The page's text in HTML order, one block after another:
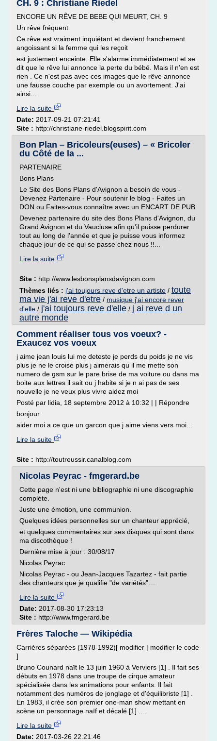
CH. 9 : Christiane Riedel
ENCORE UN RÊVE DE BEBE QUI MEURT, CH. 9
Un rêve fréquent
Ce rêve est vraiment inquiétant et devient franchement
angoissant si la femme qui les reçoit
est justement enceinte. Elle s'alarme immédiatement et se
dit que le rêve lui annonce la perte du bébé. Mais il n'en est
rien . Ce n'est pas avec ces images que le rêve annonce
une fausse couche par exemple ou un avortement. J'ai
ainsi...
Lire la suite
Date: 2017-09-21 07:21:41
Site : http://christiane-riedel.blogspirit.com
Bon Plan – Bricoleurs(euses) – « Bricoler
du Côté de la ...
PARTENAIRE
Bons Plans
Le Site des Bons Plans d'Avignon a besoin de vous -
Devenez Partenaire - Pour soutenir le blog - Faites un
DON ou Faites-vous connaître avec un ENCART DE PUB
Devenez partenaire du site des Bons Plans d'Avignon, du
Grand Avignon et du Vaucluse afin qu'il puisse perdurer
tout au long de l'année et que je puisse vous informez
chaque jour de ce qui se passe chez nous !!...
Lire la suite
Site : http://www.lesbonsplansdavignon.com
Thèmes liés : j'ai toujours reve d'etre un artiste / toute
ma vie j'ai reve d'etre / musique j'ai encore rever
d'elle / j'ai toujours reve d'elle / j ai reve d un
autre monde
Comment réaliser tous vos voeux? -
Exaucez vos voeux
j aime jean louis lui me deteste je perds du poids je ne vis
plus je ne le croise plus j aimerais qu il me mette son
numero de gsm sur le pare brise de ma voiture ou dans ma
boite aux lettres il sait ou j habite si je n ai pas de ses
nouvelle je ne veux plus vivre aidez moi
Posté par lidia, 18 septembre 2012 à 10:32 | | Répondre
bonjour
aider moi a ce que un garcon que j aime viens vers moi...
Lire la suite
Site : http://toutreussir.canalblog.com
Nicolas Peyrac - fmgerard.be
Cette page n'est ni une bibliographie ni une discographie
complète.
Juste une émotion, une communion.
Quelques idées personnelles sur un chanteur apprécié,
et quelques commentaires sur ses disques qui sont dans
ma discothèque !
Dernière mise à jour : 30/08/17
Nicolas Peyrac
Nicolas Peyrac - ou Jean-Jacques Tazartez - fait partie
des chanteurs que je qualifie "de variétés"....
Lire la suite
Date: 2017-08-30 17:23:13
Site : http://www.fmgerard.be
Frères Taloche — Wikipédia
Carrières séparées (1978-1992)[ modifier | modifier le code
]
Bruno Counard naît le 13 juin 1960 à Verviers [1] . Il fait ses
débuts en 1978 dans une troupe de cirque amateur
spécialisée dans les animations pour enfants. Il fait
notamment des numéros de jonglage et d'équilibriste [1] .
En 1983, il crée son premier one-man show mettant en
scène un personnage naïf et décalé [1] ....
Lire la suite
Date: 2017-03-26 22:21:46